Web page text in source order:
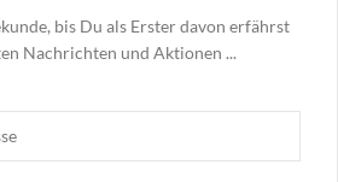
bis Du als Erster davon erfährst
Nachrichten und Aktionen ...